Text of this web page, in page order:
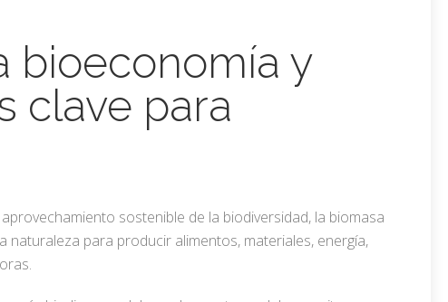
bioeconomía y
clave para
sostenible de la biodiversidad, la biomasa
naturaleza para producir alimentos, materiales, energía,